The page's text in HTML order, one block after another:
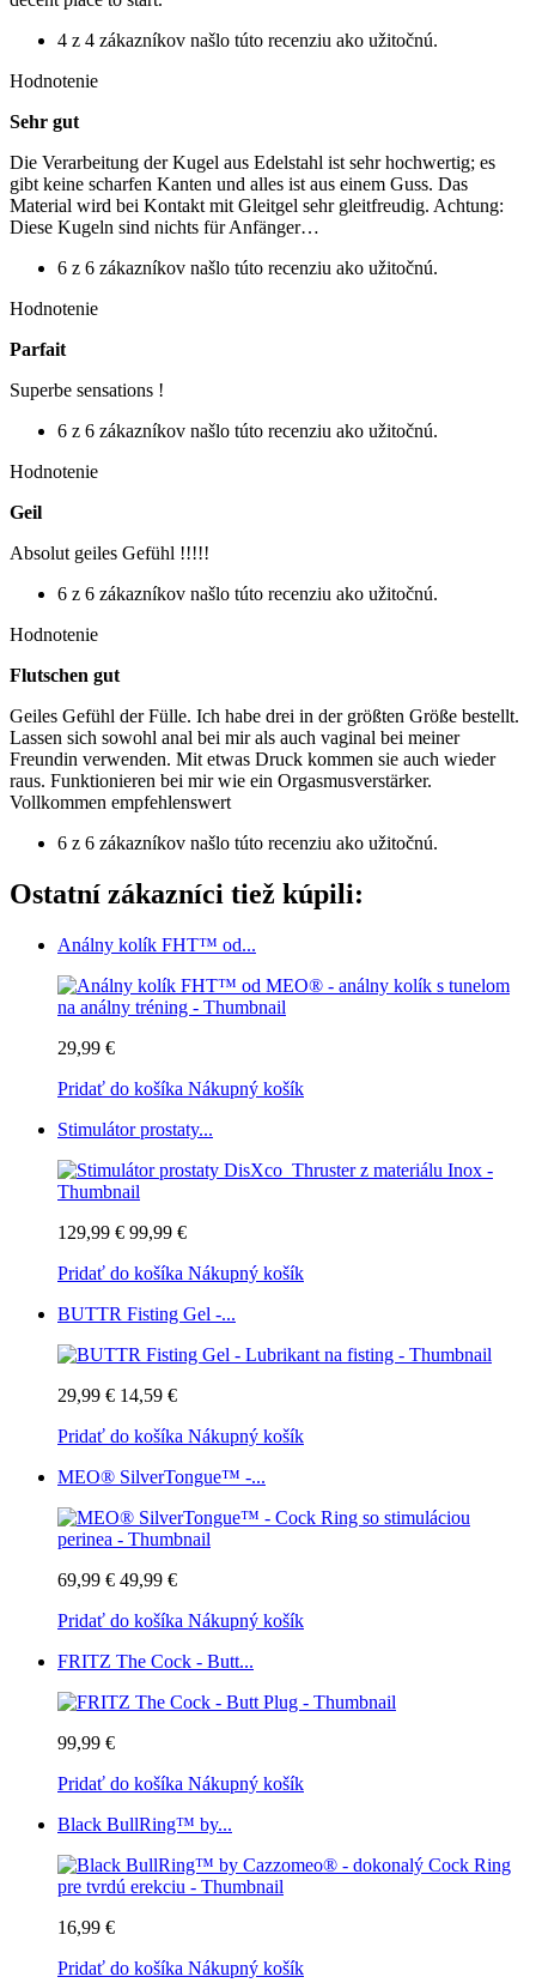
4 z 4 zákazníkov našlo túto recenziu ako užitočnú.
Hodnotenie
Sehr gut
Die Verarbeitung der Kugel aus Edelstahl ist sehr hochwertig; es
gibt keine scharfen Kanten und alles ist aus einem Guss. Das
Material wird bei Kontakt mit Gleitgel sehr gleitfreudig. Achtung:
Diese Kugeln sind nichts für Anfänger…
6 z 6 zákazníkov našlo túto recenziu ako užitočnú.
Hodnotenie
Parfait
Superbe sensations !
6 z 6 zákazníkov našlo túto recenziu ako užitočnú.
Hodnotenie
Geil
Absolut geiles Gefühl !!!!!
6 z 6 zákazníkov našlo túto recenziu ako užitočnú.
Hodnotenie
Flutschen gut
Geiles Gefühl der Fülle. Ich habe drei in der größten Größe bestellt.
Lassen sich sowohl anal bei mir als auch vaginal bei meiner
Freundin verwenden. Mit etwas Druck kommen sie auch wieder
raus. Funktionieren bei mir wie ein Orgasmusverstärker.
Vollkommen empfehlenswert
6 z 6 zákazníkov našlo túto recenziu ako užitočnú.
Ostatní zákazníci tiež kúpili:
Análny kolík FHT™ od...
29,99 €
Pridať do košíka Nákupný košík
Stimulátor prostaty...
129,99 € 99,99 €
Pridať do košíka Nákupný košík
BUTTR Fisting Gel -...
29,99 € 14,59 €
Pridať do košíka Nákupný košík
MEO® SilverTongue™ -...
69,99 € 49,99 €
Pridať do košíka Nákupný košík
FRITZ The Cock - Butt...
99,99 €
Pridať do košíka Nákupný košík
Black BullRing™ by...
16,99 €
Pridať do košíka Nákupný košík